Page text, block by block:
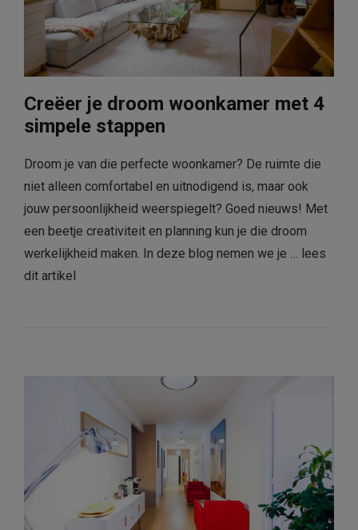
Creëer je droom woonkamer met 4
simpele stappen
Droom je van die perfecte woonkamer? De ruimte die
niet alleen comfortabel en uitnodigend is, maar ook
jouw persoonlijkheid weerspiegelt? Goed nieuws! Met
een beetje creativiteit en planning kun je die droom
werkelijkheid maken. In deze blog nemen we je … lees
dit artikel